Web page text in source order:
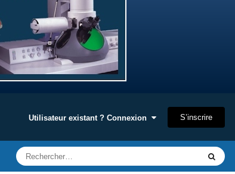
Utilisateur existant ? Connexion S’inscrire